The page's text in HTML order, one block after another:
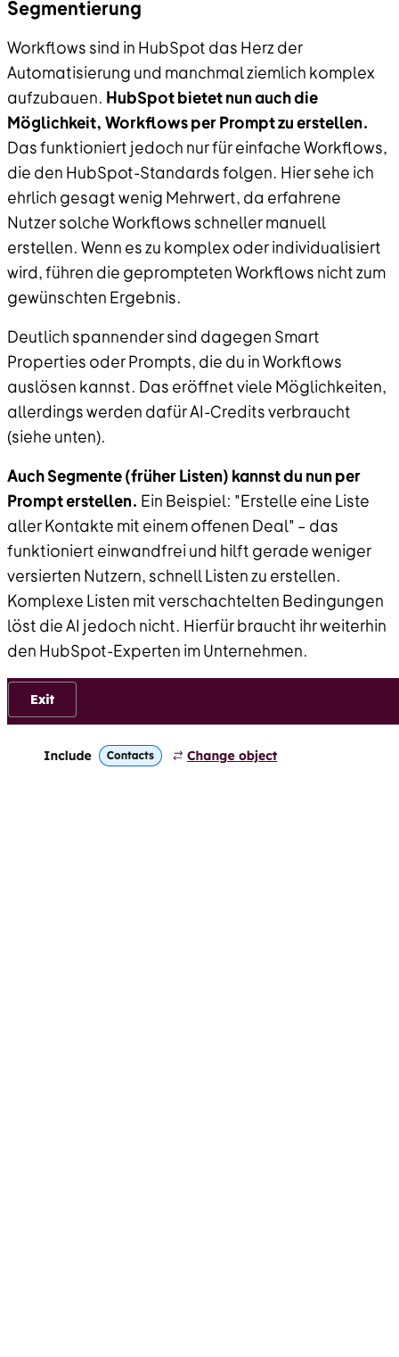
Segmentierung
Workflows sind in HubSpot das Herz der
Automatisierung und manchmal ziemlich komplex
aufzubauen. HubSpot bietet nun auch die
Möglichkeit, Workflows per Prompt zu erstellen.
Das funktioniert jedoch nur für einfache Workflows,
die den HubSpot-Standards folgen. Hier sehe ich
ehrlich gesagt wenig Mehrwert, da erfahrene
Nutzer solche Workflows schneller manuell
erstellen. Wenn es zu komplex oder individualisiert
wird, führen die geprompteten Workflows nicht zum
gewünschten Ergebnis.
Deutlich spannender sind dagegen Smart
Properties oder Prompts, die du in Workflows
auslösen kannst. Das eröffnet viele Möglichkeiten,
allerdings werden dafür AI-Credits verbraucht
(siehe unten).
Auch Segmente (früher Listen) kannst du nun per
Prompt erstellen. Ein Beispiel: "Erstelle eine Liste
aller Kontakte mit einem offenen Deal" – das
funktioniert einwandfrei und hilft gerade weniger
versierten Nutzern, schnell Listen zu erstellen.
Komplexe Listen mit verschachtelten Bedingungen
löst die AI jedoch nicht. Hierfür braucht ihr weiterhin
den HubSpot-Experten im Unternehmen.